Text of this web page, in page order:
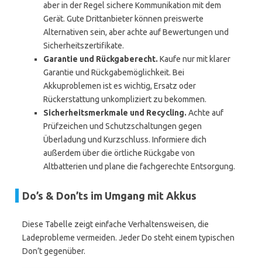
aber in der Regel sichere Kommunikation mit dem
Gerät. Gute Drittanbieter können preiswerte
Alternativen sein, aber achte auf Bewertungen und
Sicherheitszertifikate.
Garantie und Rückgaberecht. Kaufe nur mit klarer
Garantie und Rückgabemöglichkeit. Bei
Akkuproblemen ist es wichtig, Ersatz oder
Rückerstattung unkompliziert zu bekommen.
Sicherheitsmerkmale und Recycling. Achte auf
Prüfzeichen und Schutzschaltungen gegen
Überladung und Kurzschluss. Informiere dich
außerdem über die örtliche Rückgabe von
Altbatterien und plane die fachgerechte Entsorgung.
Do’s & Don’ts im Umgang mit Akkus
Diese Tabelle zeigt einfache Verhaltensweisen, die
Ladeprobleme vermeiden. Jeder Do steht einem typischen
Don’t gegenüber.